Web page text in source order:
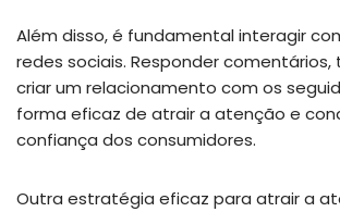
Além disso, é fundamental interagir
redes sociais. Responder comentários,
criar um relacionamento com os
forma eficaz de atrair a atenção e
confiança dos consumidores.
Outra estratégia eficaz para atrair a